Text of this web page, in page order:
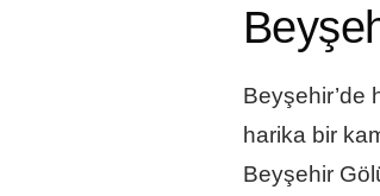
Beyşehir’de
harika bir
Beyşehir